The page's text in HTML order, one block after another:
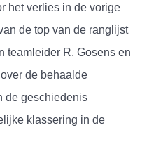
het verlies in de vorige
de top van de ranglijst
teamleider R. Gosens en
de behaalde
de geschiedenis
klassering in de